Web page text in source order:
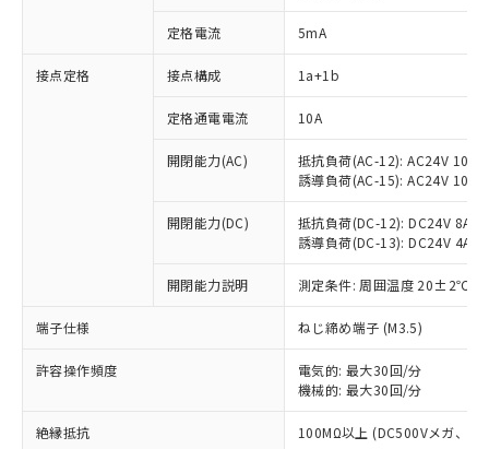
定格電流 5mA
接点定格 接点構成 1a+1b
定格通電電流 10A
開閉能力(AC)
抵抗負荷(AC-12): AC24V 10A/
誘導負荷(AC-15): AC24V
開閉能力(DC)
抵抗負荷(DC-12): DC24V 8A/
誘導負荷(DC-13): DC24V 4A/
開閉能力説明 測定条件: 周囲温度 20±2℃、
端子仕様 ねじ締め端子 (M3.5)
許容操作頻度
電気的: 最大30回/分
機械的: 最大30回/分
絶縁抵抗 100MΩ以上 (DC500Vメガ、点
ご利用条件
以下の条件をお読みいただき、同意のうえ
本サービスは、当社制御機器事業取扱
商品の当社在庫状況および標準価格
(税抜)を提供させていただくもので
当社制御機器事業取扱商品の中には、
※1 対応状況
対応済み：EU RoHS指令（10物質）の
対応予定：EU RoHS指令（10物質）の非含
有に対応した製品に切り替える予定のある
対応予定なし：EU RoHS指令（10物質）の
非含有に非対応の商品で、対応品を出す予
調査・確認中：EU RoHS指令（10物質）の
非含有の対応状況を調査中または確認中の
商品です。
非該当品：ライセンス料など無形物で、有
害物質有無と関係のない商品です。
「○」：最大均質材料含有率が中国RoHSの
「×」：最大均質材料含有率が中国RoHSの